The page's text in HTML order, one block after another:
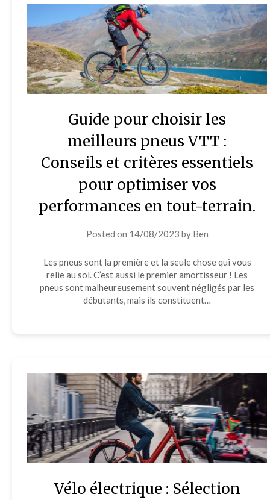
Guide pour choisir les
meilleurs pneus VTT :
Conseils et critères essentiels
pour optimiser vos
performances en tout-terrain.
Posted on 14/08/2023 by Ben
Les pneus sont la première et la seule chose qui vous
relie au sol. C’est aussi le premier amortisseur ! Les
pneus sont malheureusement souvent négligés par les
débutants, mais ils constituent…
Vélo électrique : Sélection